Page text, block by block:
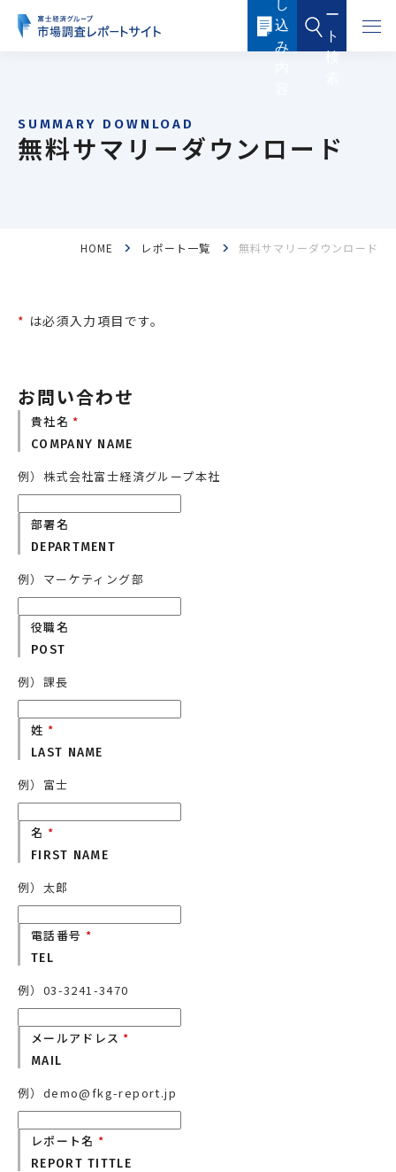
し
込
み
ー
ト
検
フード・フードサービス ヘルスケア
その他
無料サマリーダウンロード
HOME レポート一覧 無料サマリーダウンロード
* は必須入力項目です。
お問い合わせ
貴社名*
COMPANY NAME
例）株式会社富士経済グループ本社
部署名
DEPARTMENT
例）マーケティング部
役職名
POST
例）課長
姓 *
LAST NAME
例）富士
名 *
FIRST NAME
例）太郎
電話番号 *
TEL
例）03-3241-3470
メールアドレス*
MAIL
例）demo@fkg-report.jp
レポート名 *
REPORT TITTLE